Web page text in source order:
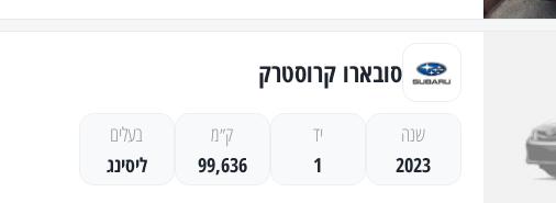
סובארו קרוסטרק
שנה
2023
יד
1
ק״מ
99,636
בעלים
ליסינג